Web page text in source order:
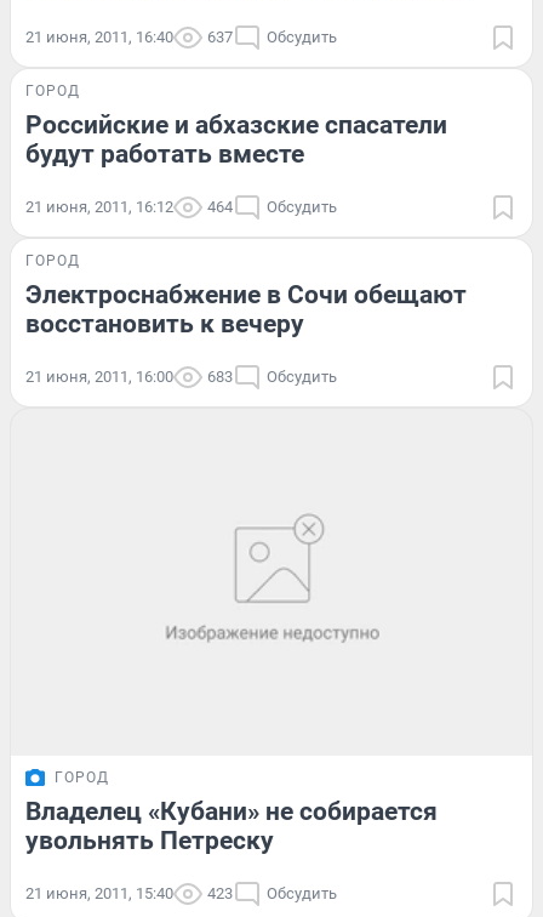
21 июня, 2011, 16:40 637 Обсудить
ГОРОД
Российские и абхазские спасатели
будут работать вместе
21 июня, 2011, 16:12 464 Обсудить
ГОРОД
Электроснабжение в Сочи обещают
восстановить к вечеру
21 июня, 2011, 16:00 683 Обсудить
ГОРОД
Владелец «Кубани» не собирается
увольнять Петреску
21 июня, 2011, 15:40 423 Обсудить